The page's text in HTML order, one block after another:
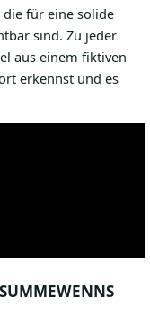
für eine solide
sind. Zu jeder
aus einem fiktiven
erkennst und es